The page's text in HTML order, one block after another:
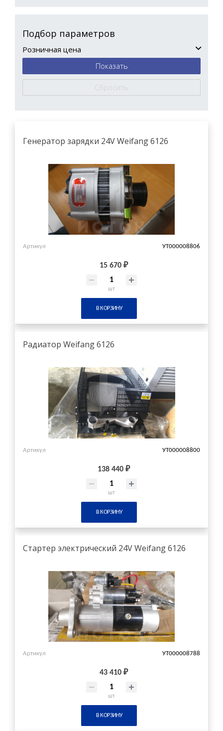
Подбор параметров
Розничная цена
Генератор зарядки 24V Weifang 6126
Артикул УТ000008806
15 670 ₽
шт
В КОРЗИНУ
Радиатор Weifang 6126
Артикул УТ000008800
138 440 ₽
шт
В КОРЗИНУ
Стартер электрический 24V Weifang 6126
Артикул УТ000008788
43 410 ₽
шт
В КОРЗИНУ